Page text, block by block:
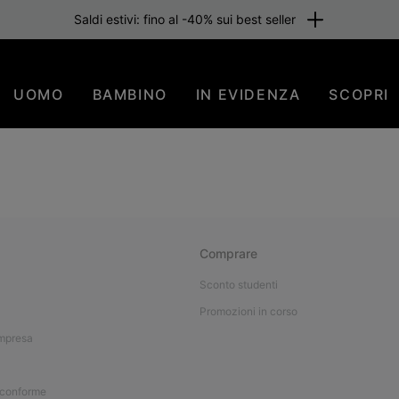
Saldi estivi: fino al -40% sui best seller
UOMO BAMBINO IN EVIDENZA SCOPRI
Comprare
Sconto studenti
Promozioni in corso